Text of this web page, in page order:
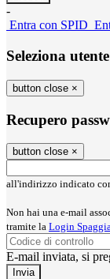
-
Entra con SPID
Seleziona utente
button close ×
Recupero
button close ×
all'indirizzo indicato
Non hai una e-mail
tramite la Login
E-mail inviata, si